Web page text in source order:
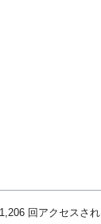
回アクセスされ